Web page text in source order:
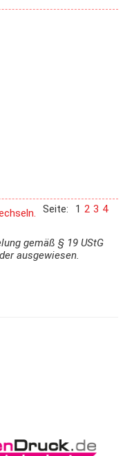
Seite: 1 2 3 4
gemäß § 19 UStG
ausgewiesen.